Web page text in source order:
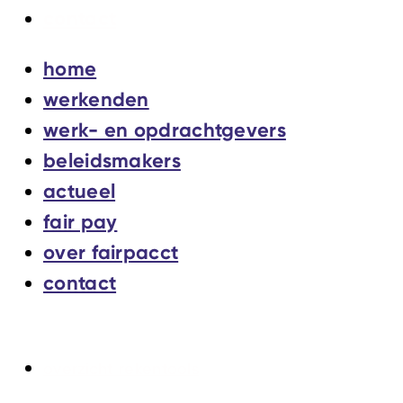
home
werkenden
werk- en opdrachtgevers
beleidsmakers
actueel
fair pay
over fairpacct
contact